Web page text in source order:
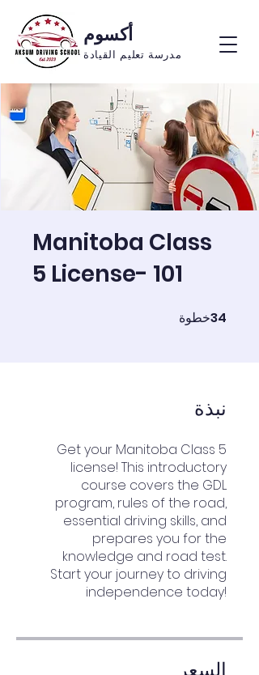
أكسوم
مدرسة تعليم القيادة
Manitoba Class
5 License- 101
34خطوة
نبذة
Get your Manitoba Class 5
license! This introductory
course covers the GDL
program, rules of the road,
essential driving skills, and
prepares you for the
knowledge and road test.
Start your journey to driving
independence today!